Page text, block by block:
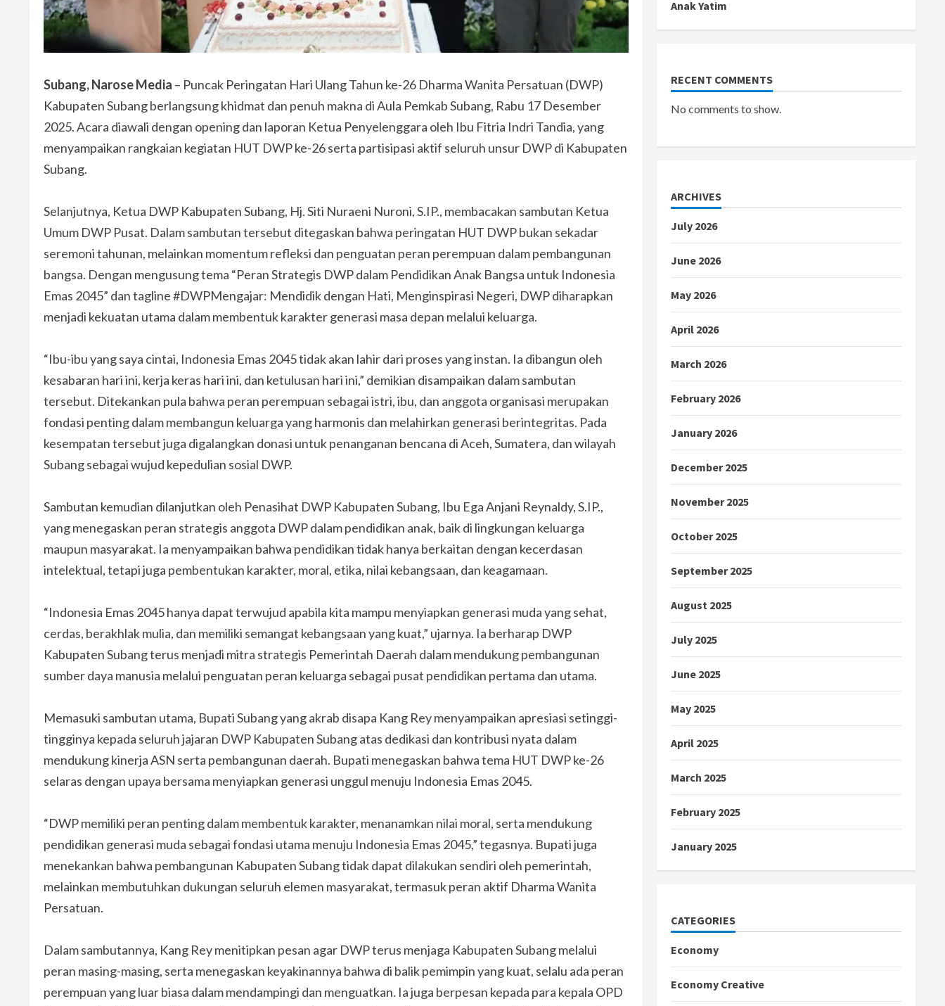
Subang, Narose Media – Puncak Peringatan Hari Ulang Tahun ke-26 Dharma Wanita Persatuan (DWP)
Kabupaten Subang berlangsung khidmat dan penuh makna di Aula Pemkab Subang, Rabu 17 Desember
2025. Acara diawali dengan opening dan laporan Ketua Penyelenggara oleh Ibu Fitria Indri Tandia, yang
menyampaikan rangkaian kegiatan HUT DWP ke-26 serta partisipasi aktif seluruh unsur DWP di Kabupaten
Subang.
Selanjutnya, Ketua DWP Kabupaten Subang, Hj. Siti Nuraeni Nuroni, S.IP., membacakan sambutan Ketua
Umum DWP Pusat. Dalam sambutan tersebut ditegaskan bahwa peringatan HUT DWP bukan sekadar
seremoni tahunan, melainkan momentum refleksi dan penguatan peran perempuan dalam pembangunan
bangsa. Dengan mengusung tema “Peran Strategis DWP dalam Pendidikan Anak Bangsa untuk Indonesia
Emas 2045” dan tagline #DWPMengajar: Mendidik dengan Hati, Menginspirasi Negeri, DWP diharapkan
menjadi kekuatan utama dalam membentuk karakter generasi masa depan melalui keluarga.
“Ibu-ibu yang saya cintai, Indonesia Emas 2045 tidak akan lahir dari proses yang instan. Ia dibangun oleh
kesabaran hari ini, kerja keras hari ini, dan ketulusan hari ini,” demikian disampaikan dalam sambutan
tersebut. Ditekankan pula bahwa peran perempuan sebagai istri, ibu, dan anggota organisasi merupakan
fondasi penting dalam membangun keluarga yang harmonis dan melahirkan generasi berintegritas. Pada
kesempatan tersebut juga digalangkan donasi untuk penanganan bencana di Aceh, Sumatera, dan wilayah
Subang sebagai wujud kepedulian sosial DWP.
Sambutan kemudian dilanjutkan oleh Penasihat DWP Kabupaten Subang, Ibu Ega Anjani Reynaldy, S.IP.,
yang menegaskan peran strategis anggota DWP dalam pendidikan anak, baik di lingkungan keluarga
maupun masyarakat. Ia menyampaikan bahwa pendidikan tidak hanya berkaitan dengan kecerdasan
intelektual, tetapi juga pembentukan karakter, moral, etika, nilai kebangsaan, dan keagamaan.
“Indonesia Emas 2045 hanya dapat terwujud apabila kita mampu menyiapkan generasi muda yang sehat,
cerdas, berakhlak mulia, dan memiliki semangat kebangsaan yang kuat,” ujarnya. Ia berharap DWP
Kabupaten Subang terus menjadi mitra strategis Pemerintah Daerah dalam mendukung pembangunan
sumber daya manusia melalui penguatan peran keluarga sebagai pusat pendidikan pertama dan utama.
Memasuki sambutan utama, Bupati Subang yang akrab disapa Kang Rey menyampaikan apresiasi setinggi-
tingginya kepada seluruh jajaran DWP Kabupaten Subang atas dedikasi dan kontribusi nyata dalam
mendukung kinerja ASN serta pembangunan daerah. Bupati menegaskan bahwa tema HUT DWP ke-26
selaras dengan upaya bersama menyiapkan generasi unggul menuju Indonesia Emas 2045.
“DWP memiliki peran penting dalam membentuk karakter, menanamkan nilai moral, serta mendukung
pendidikan generasi muda sebagai fondasi utama menuju Indonesia Emas 2045,” tegasnya. Bupati juga
menekankan bahwa pembangunan Kabupaten Subang tidak dapat dilakukan sendiri oleh pemerintah,
melainkan membutuhkan dukungan seluruh elemen masyarakat, termasuk peran aktif Dharma Wanita
Persatuan.
Dalam sambutannya, Kang Rey menitipkan pesan agar DWP terus menjaga Kabupaten Subang melalui
peran masing-masing, serta menegaskan keyakinannya bahwa di balik pemimpin yang kuat, selalu ada peran
perempuan yang luar biasa dalam mendampingi dan menguatkan. Ia juga berpesan kepada para kepala OPD
Anak Yatim
RECENT COMMENTS
No comments to show.
ARCHIVES
July 2026
June 2026
May 2026
April 2026
March 2026
February 2026
January 2026
December 2025
November 2025
October 2025
September 2025
August 2025
July 2025
June 2025
May 2025
April 2025
March 2025
February 2025
January 2025
CATEGORIES
Economy
Economy Creative